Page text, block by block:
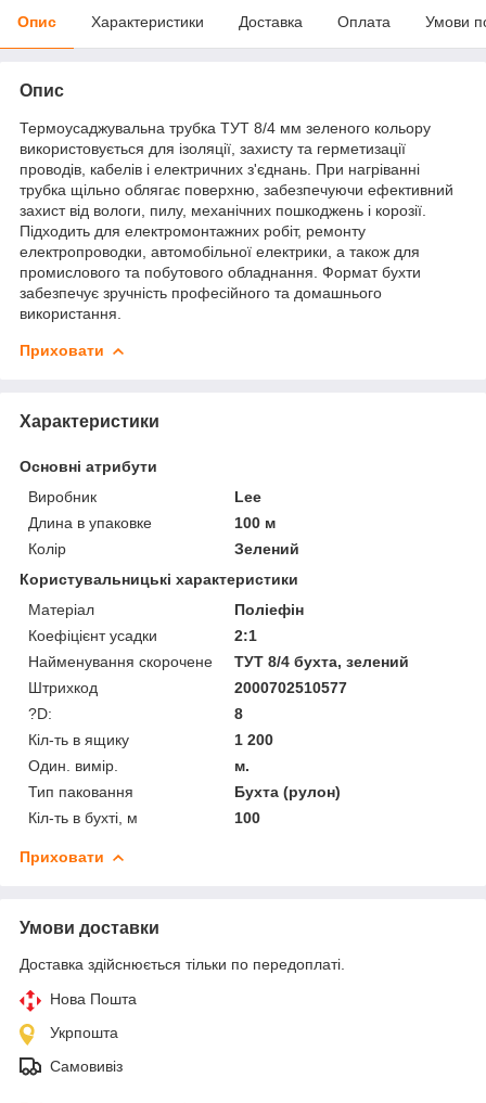
Опис Характеристики Доставка Оплата Умови
Опис
Термоусаджувальна трубка ТУТ 8/4 мм зеленого кольору
використовується для ізоляції, захисту та герметизації
проводів, кабелів і електричних з'єднань. При нагріванні
трубка щільно облягає поверхню, забезпечуючи ефективний
захист від вологи, пилу, механічних пошкоджень і корозії.
Підходить для електромонтажних робіт, ремонту
електропроводки, автомобільної електрики, а також для
промислового та побутового обладнання. Формат бухти
забезпечує зручність професійного та домашнього
використання.
Приховати
Характеристики
Основні атрибути
Виробник
Lee
Длина в упаковке
100 м
Колір
Зелений
Користувальницькі характеристики
Матеріал
Поліефін
Коефіцієнт усадки
2:1
Найменування скорочене
ТУТ 8/4 бухта, зелений
Штрихкод
2000702510577
?D:
8
Кіл-ть в ящику
1 200
Один. вимір.
м.
Тип паковання
Бухта (рулон)
Кіл-ть в бухті, м
100
Приховати
Умови доставки
Доставка здійснюється тільки по передоплаті.
Нова Пошта
Укрпошта
Самовивіз